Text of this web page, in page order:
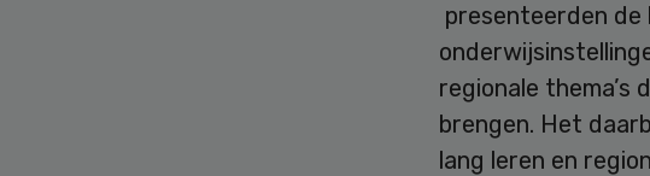
presenteerden
regionale thema’s
brengen. Het
lang leren en